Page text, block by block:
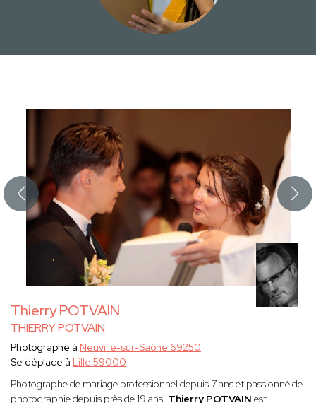
Thierry POTVAIN
THIERRY POTVAIN
Photographe à Neuville-sur-Saône 69250
Se déplace à Lille 59000
Photographe de mariage professionnel depuis 7 ans et passionné de
photographie depuis près de 19 ans, Thierry POTVAIN est